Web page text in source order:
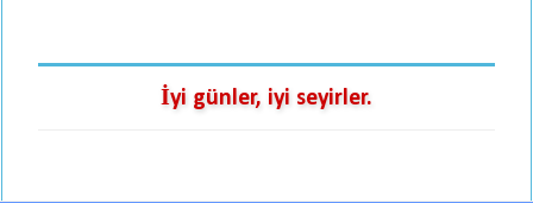
İyi günler, iyi seyirler.